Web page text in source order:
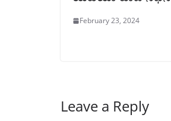
February 23, 2024
Leave a Reply